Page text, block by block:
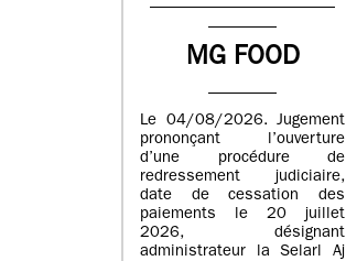
MG FOOD
Le 04/08/2026. Jugement
prononçant l’ouverture
d’une procédure de
redressement judiciaire,
date de cessation des
paiements le 20 juillet
2026, désignant
administrateur la Selarl Aj